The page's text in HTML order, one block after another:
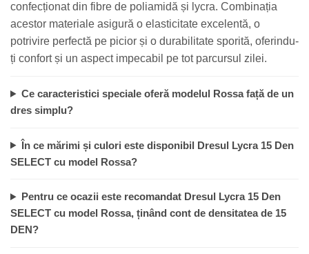
confecționat din fibre de poliamidă și lycra. Combinația
acestor materiale asigură o elasticitate excelentă, o
potrivire perfectă pe picior și o durabilitate sporită, oferindu-
ți confort și un aspect impecabil pe tot parcursul zilei.
Ce caracteristici speciale oferă modelul Rossa față de un
dres simplu?
În ce mărimi și culori este disponibil Dresul Lycra 15 Den
SELECT cu model Rossa?
Pentru ce ocazii este recomandat Dresul Lycra 15 Den
SELECT cu model Rossa, ținând cont de densitatea de 15
DEN?